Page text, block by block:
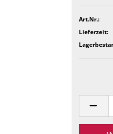
Art.Nr.:
Lieferzeit: